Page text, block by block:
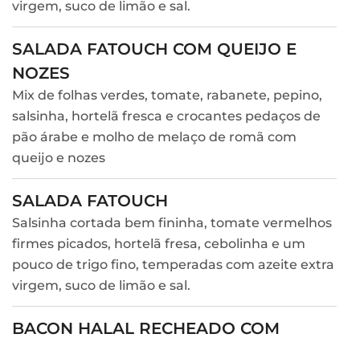
virgem, suco de limão e sal.
SALADA FATOUCH COM QUEIJO E
NOZES
Mix de folhas verdes, tomate, rabanete, pepino,
salsinha, hortelã fresca e crocantes pedaços de
pão árabe e molho de melaço de romã com
queijo e nozes
SALADA FATOUCH
Salsinha cortada bem fininha, tomate vermelhos
firmes picados, hortelã fresa, cebolinha e um
pouco de trigo fino, temperadas com azeite extra
virgem, suco de limão e sal.
BACON HALAL RECHEADO COM